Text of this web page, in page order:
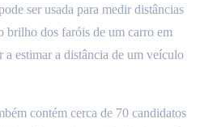
ser usada para medir distâncias
brilho dos faróis de um carro em
a estimar a distância de um veículo
contém cerca de 70 candidatos